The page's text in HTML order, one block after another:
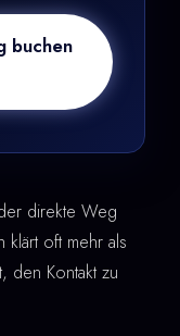
buchen
direkte Weg
klärt oft mehr als
den Kontakt zu